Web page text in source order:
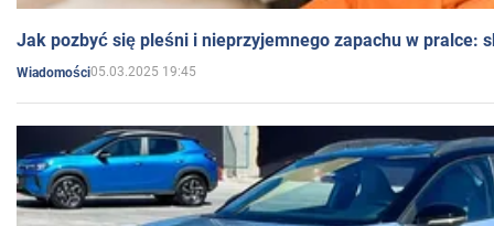
Jak pozbyć się pleśni i nieprzyjemnego zapachu w pralce:
Wiadomości05.03.2025 19:45